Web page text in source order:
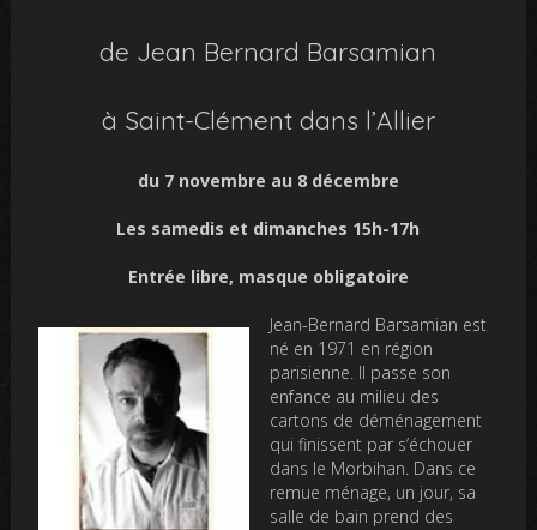
de Jean Bernard Barsamian
à Saint-Clément dans l’Allier
du 7 novembre au 8 décembre
Les samedis et dimanches 15h-17h
Entrée libre, masque obligatoire
Jean-Bernard Barsamian est
né en 1971 en région
parisienne. Il passe son
enfance au milieu des
cartons de déménagement
qui finissent par s’échouer
dans le Morbihan. Dans ce
remue ménage, un jour, sa
salle de bain prend des